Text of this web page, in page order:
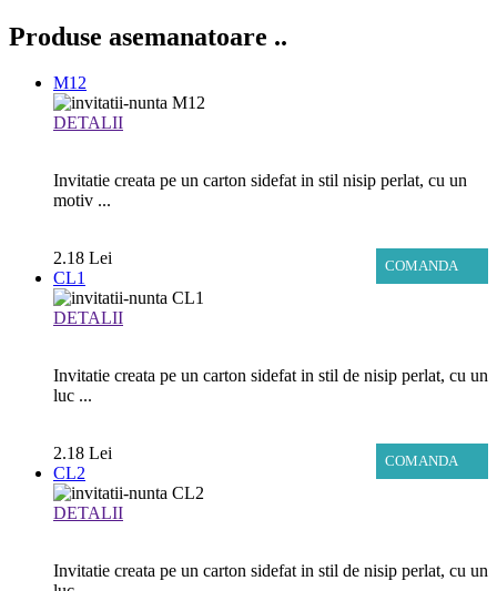
Produse asemanatoare ..
M12
DETALII
Invitatie creata pe un carton sidefat in stil nisip perlat, cu un
motiv ...
COMANDA
2.18 Lei
CL1
DETALII
Invitatie creata pe un carton sidefat in stil de nisip perlat, cu un
luc ...
COMANDA
2.18 Lei
CL2
DETALII
Invitatie creata pe un carton sidefat in stil de nisip perlat, cu un